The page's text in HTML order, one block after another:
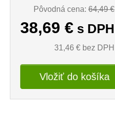
Pôvodná cena: 64,49 €
38,69 € s DPH
31,46 € bez DPH
Vložiť do košíka